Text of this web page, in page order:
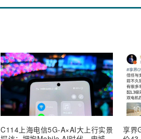
C114上海电信5G-A×AI大上行实景
享界